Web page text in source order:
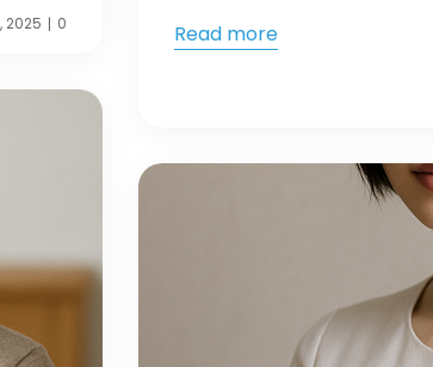
2025 | 0
Read more